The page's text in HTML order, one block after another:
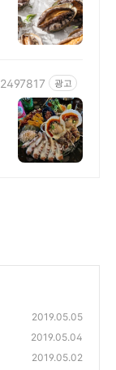
광고
2019.05.05
2019.05.04
2019.05.02